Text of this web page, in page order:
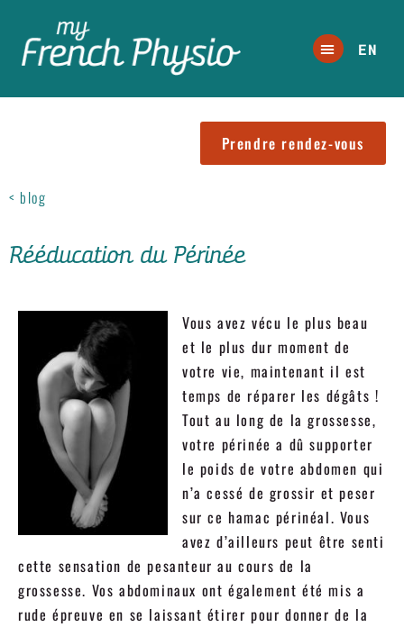
EN
Prendre rendez-vous
< blog
Rééducation du Périnée
Vous avez vécu le plus beau
et le plus dur moment de
votre vie, maintenant il est
temps de réparer les dégâts !
Tout au long de la grossesse,
votre périnée a dû supporter
le poids de votre abdomen qui
n’a cessé de grossir et peser
sur ce hamac périnéal. Vous
avez d’ailleurs peut être senti
cette sensation de pesanteur au cours de la
grossesse. Vos abdominaux ont également été mis a
rude épreuve en se laissant étirer pour donner de la